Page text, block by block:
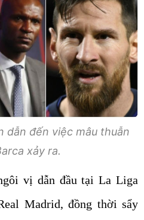
dẫn đến việc mâu thuẫn
xảy ra.
vị dẫn đầu tại La Liga
Madrid, đồng thời sẩy